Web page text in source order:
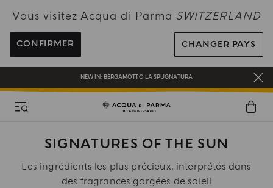
Vous visitez Acqua di Parma SWITZERLAND
CONFIRMER CHANGER PAYS
À 120CHF
INSCRIVEZ-VOUS ET PROFITEZ DE NOS AVANTAGES
CADEAU OFFERT POUR TOUTE COMMANDE SUPÉRIEURE À CHF 180
NEW IN: BERGAMOTTO LA SPUGNATURA
SIGNATURES OF THE SUN
Les ingrédients les plus précieux, interprétés dans
des fragrances gorgées de soleil